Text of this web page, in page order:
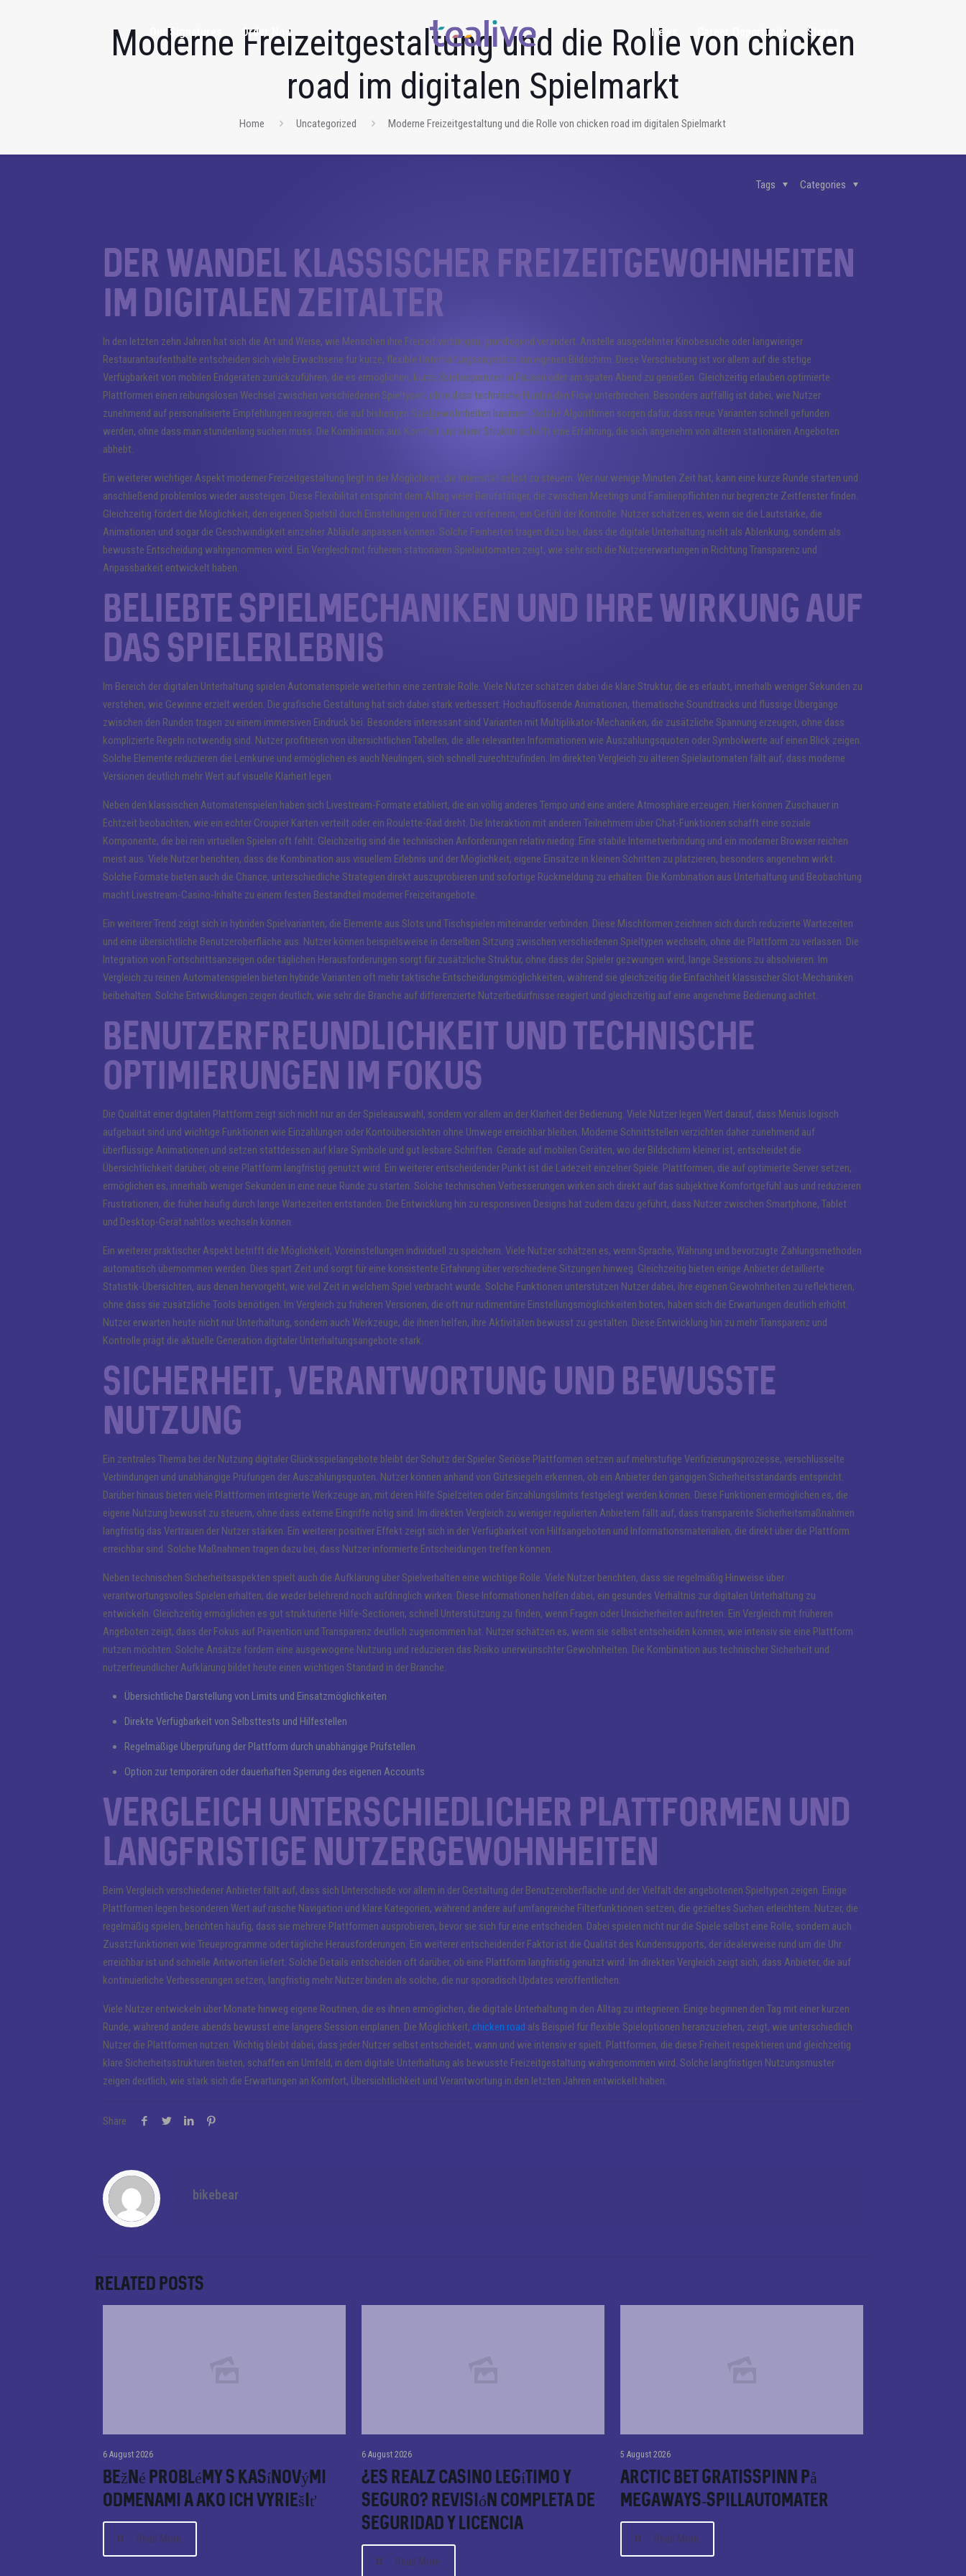
Our Signatures Order Now News Career Opportunity Stores
Moderne Freizeitgestaltung und die Rolle von chicken
road im digitalen Spielmarkt
Home Uncategorized Moderne Freizeitgestaltung und die Rolle von chicken road im digitalen Spielmarkt
Categories
Tags
Der Wandel klassischer Freizeitgewohnheiten
im digitalen Zeitalter
In den letzten zehn Jahren hat sich die Art und Weise, wie Menschen ihre Freizeit verbringen, grundlegend verändert. Anstelle ausgedehnter Kinobesuche oder langwieriger
Restaurantaufenthalte entscheiden sich viele Erwachsene für kurze, flexible Unterhaltungsangebote am eigenen Bildschirm. Diese Verschiebung ist vor allem auf die stetige
Verfügbarkeit von mobilen Endgeräten zurückzuführen, die es ermöglichen, kurze Spielsequenzen in Pausen oder am späten Abend zu genießen. Gleichzeitig erlauben optimierte
Plattformen einen reibungslosen Wechsel zwischen verschiedenen Spieltypen, ohne dass technische Hürden den Flow unterbrechen. Besonders auffällig ist dabei, wie Nutzer
zunehmend auf personalisierte Empfehlungen reagieren, die auf bisherigen Spielgewohnheiten basieren. Solche Algorithmen sorgen dafür, dass neue Varianten schnell gefunden
werden, ohne dass man stundenlang suchen muss. Die Kombination aus Komfort und klarer Struktur schafft eine Erfahrung, die sich angenehm von älteren stationären Angeboten
abhebt.
Ein weiterer wichtiger Aspekt moderner Freizeitgestaltung liegt in der Möglichkeit, die Intensität selbst zu steuern. Wer nur wenige Minuten Zeit hat, kann eine kurze Runde starten und
anschließend problemlos wieder aussteigen. Diese Flexibilität entspricht dem Alltag vieler Berufstätiger, die zwischen Meetings und Familienpflichten nur begrenzte Zeitfenster finden.
Gleichzeitig fördert die Möglichkeit, den eigenen Spielstil durch Einstellungen und Filter zu verfeinern, ein Gefühl der Kontrolle. Nutzer schätzen es, wenn sie die Lautstärke, die
Animationen und sogar die Geschwindigkeit einzelner Abläufe anpassen können. Solche Feinheiten tragen dazu bei, dass die digitale Unterhaltung nicht als Ablenkung, sondern als
bewusste Entscheidung wahrgenommen wird. Ein Vergleich mit früheren stationären Spielautomaten zeigt, wie sehr sich die Nutzererwartungen in Richtung Transparenz und
Anpassbarkeit entwickelt haben.
Beliebte Spielmechaniken und ihre Wirkung auf
das Spielerlebnis
Im Bereich der digitalen Unterhaltung spielen Automatenspiele weiterhin eine zentrale Rolle. Viele Nutzer schätzen dabei die klare Struktur, die es erlaubt, innerhalb weniger Sekunden zu
verstehen, wie Gewinne erzielt werden. Die grafische Gestaltung hat sich dabei stark verbessert: Hochauflösende Animationen, thematische Soundtracks und flüssige Übergänge
zwischen den Runden tragen zu einem immersiven Eindruck bei. Besonders interessant sind Varianten mit Multiplikator-Mechaniken, die zusätzliche Spannung erzeugen, ohne dass
komplizierte Regeln notwendig sind. Nutzer profitieren von übersichtlichen Tabellen, die alle relevanten Informationen wie Auszahlungsquoten oder Symbolwerte auf einen Blick zeigen.
Solche Elemente reduzieren die Lernkurve und ermöglichen es auch Neulingen, sich schnell zurechtzufinden. Im direkten Vergleich zu älteren Spielautomaten fällt auf, dass moderne
Versionen deutlich mehr Wert auf visuelle Klarheit legen.
Neben den klassischen Automatenspielen haben sich Livestream-Formate etabliert, die ein völlig anderes Tempo und eine andere Atmosphäre erzeugen. Hier können Zuschauer in
Echtzeit beobachten, wie ein echter Croupier Karten verteilt oder ein Roulette-Rad dreht. Die Interaktion mit anderen Teilnehmern über Chat-Funktionen schafft eine soziale
Komponente, die bei rein virtuellen Spielen oft fehlt. Gleichzeitig sind die technischen Anforderungen relativ niedrig: Eine stabile Internetverbindung und ein moderner Browser reichen
meist aus. Viele Nutzer berichten, dass die Kombination aus visuellem Erlebnis und der Möglichkeit, eigene Einsätze in kleinen Schritten zu platzieren, besonders angenehm wirkt.
Solche Formate bieten auch die Chance, unterschiedliche Strategien direkt auszuprobieren und sofortige Rückmeldung zu erhalten. Die Kombination aus Unterhaltung und Beobachtung
macht Livestream-Casino-Inhalte zu einem festen Bestandteil moderner Freizeitangebote.
Ein weiterer Trend zeigt sich in hybriden Spielvarianten, die Elemente aus Slots und Tischspielen miteinander verbinden. Diese Mischformen zeichnen sich durch reduzierte Wartezeiten
und eine übersichtliche Benutzeroberfläche aus. Nutzer können beispielsweise in derselben Sitzung zwischen verschiedenen Spieltypen wechseln, ohne die Plattform zu verlassen. Die
Integration von Fortschrittsanzeigen oder täglichen Herausforderungen sorgt für zusätzliche Struktur, ohne dass der Spieler gezwungen wird, lange Sessions zu absolvieren. Im
Vergleich zu reinen Automatenspielen bieten hybride Varianten oft mehr taktische Entscheidungsmöglichkeiten, während sie gleichzeitig die Einfachheit klassischer Slot-Mechaniken
beibehalten. Solche Entwicklungen zeigen deutlich, wie sehr die Branche auf differenzierte Nutzerbedürfnisse reagiert und gleichzeitig auf eine angenehme Bedienung achtet.
Benutzerfreundlichkeit und technische
Optimierungen im Fokus
Die Qualität einer digitalen Plattform zeigt sich nicht nur an der Spieleauswahl, sondern vor allem an der Klarheit der Bedienung. Viele Nutzer legen Wert darauf, dass Menüs logisch
aufgebaut sind und wichtige Funktionen wie Einzahlungen oder Kontoübersichten ohne Umwege erreichbar bleiben. Moderne Schnittstellen verzichten daher zunehmend auf
überflüssige Animationen und setzen stattdessen auf klare Symbole und gut lesbare Schriften. Gerade auf mobilen Geräten, wo der Bildschirm kleiner ist, entscheidet die
Übersichtlichkeit darüber, ob eine Plattform langfristig genutzt wird. Ein weiterer entscheidender Punkt ist die Ladezeit einzelner Spiele. Plattformen, die auf optimierte Server setzen,
ermöglichen es, innerhalb weniger Sekunden in eine neue Runde zu starten. Solche technischen Verbesserungen wirken sich direkt auf das subjektive Komfortgefühl aus und reduzieren
Frustrationen, die früher häufig durch lange Wartezeiten entstanden. Die Entwicklung hin zu responsiven Designs hat zudem dazu geführt, dass Nutzer zwischen Smartphone, Tablet
und Desktop-Gerät nahtlos wechseln können.
Ein weiterer praktischer Aspekt betrifft die Möglichkeit, Voreinstellungen individuell zu speichern. Viele Nutzer schätzen es, wenn Sprache, Währung und bevorzugte Zahlungsmethoden
automatisch übernommen werden. Dies spart Zeit und sorgt für eine konsistente Erfahrung über verschiedene Sitzungen hinweg. Gleichzeitig bieten einige Anbieter detaillierte
Statistik-Übersichten, aus denen hervorgeht, wie viel Zeit in welchem Spiel verbracht wurde. Solche Funktionen unterstützen Nutzer dabei, ihre eigenen Gewohnheiten zu reflektieren,
ohne dass sie zusätzliche Tools benötigen. Im Vergleich zu früheren Versionen, die oft nur rudimentäre Einstellungsmöglichkeiten boten, haben sich die Erwartungen deutlich erhöht.
Nutzer erwarten heute nicht nur Unterhaltung, sondern auch Werkzeuge, die ihnen helfen, ihre Aktivitäten bewusst zu gestalten. Diese Entwicklung hin zu mehr Transparenz und
Kontrolle prägt die aktuelle Generation digitaler Unterhaltungsangebote stark.
Sicherheit, Verantwortung und bewusste
Nutzung
Ein zentrales Thema bei der Nutzung digitaler Glücksspielangebote bleibt der Schutz der Spieler. Seriöse Plattformen setzen auf mehrstufige Verifizierungsprozesse, verschlüsselte
Verbindungen und unabhängige Prüfungen der Auszahlungsquoten. Nutzer können anhand von Gütesiegeln erkennen, ob ein Anbieter den gängigen Sicherheitsstandards entspricht.
Darüber hinaus bieten viele Plattformen integrierte Werkzeuge an, mit deren Hilfe Spielzeiten oder Einzahlungslimits festgelegt werden können. Diese Funktionen ermöglichen es, die
eigene Nutzung bewusst zu steuern, ohne dass externe Eingriffe nötig sind. Im direkten Vergleich zu weniger regulierten Anbietern fällt auf, dass transparente Sicherheitsmaßnahmen
langfristig das Vertrauen der Nutzer stärken. Ein weiterer positiver Effekt zeigt sich in der Verfügbarkeit von Hilfsangeboten und Informationsmaterialien, die direkt über die Plattform
erreichbar sind. Solche Maßnahmen tragen dazu bei, dass Nutzer informierte Entscheidungen treffen können.
Neben technischen Sicherheitsaspekten spielt auch die Aufklärung über Spielverhalten eine wichtige Rolle. Viele Nutzer berichten, dass sie regelmäßig Hinweise über
verantwortungsvolles Spielen erhalten, die weder belehrend noch aufdringlich wirken. Diese Informationen helfen dabei, ein gesundes Verhältnis zur digitalen Unterhaltung zu
entwickeln. Gleichzeitig ermöglichen es gut strukturierte Hilfe-Sectionen, schnell Unterstützung zu finden, wenn Fragen oder Unsicherheiten auftreten. Ein Vergleich mit früheren
Angeboten zeigt, dass der Fokus auf Prävention und Transparenz deutlich zugenommen hat. Nutzer schätzen es, wenn sie selbst entscheiden können, wie intensiv sie eine Plattform
nutzen möchten. Solche Ansätze fördern eine ausgewogene Nutzung und reduzieren das Risiko unerwünschter Gewohnheiten. Die Kombination aus technischer Sicherheit und
nutzerfreundlicher Aufklärung bildet heute einen wichtigen Standard in der Branche.
Übersichtliche Darstellung von Limits und Einsatzmöglichkeiten
Direkte Verfügbarkeit von Selbsttests und Hilfestellen
Regelmäßige Überprüfung der Plattform durch unabhängige Prüfstellen
Option zur temporären oder dauerhaften Sperrung des eigenen Accounts
Vergleich unterschiedlicher Plattformen und
langfristige Nutzergewohnheiten
Beim Vergleich verschiedener Anbieter fällt auf, dass sich Unterschiede vor allem in der Gestaltung der Benutzeroberfläche und der Vielfalt der angebotenen Spieltypen zeigen. Einige
Plattformen legen besonderen Wert auf rasche Navigation und klare Kategorien, während andere auf umfangreiche Filterfunktionen setzen, die gezieltes Suchen erleichtern. Nutzer, die
regelmäßig spielen, berichten häufig, dass sie mehrere Plattformen ausprobieren, bevor sie sich für eine entscheiden. Dabei spielen nicht nur die Spiele selbst eine Rolle, sondern auch
Zusatzfunktionen wie Treueprogramme oder tägliche Herausforderungen. Ein weiterer entscheidender Faktor ist die Qualität des Kundensupports, der idealerweise rund um die Uhr
erreichbar ist und schnelle Antworten liefert. Solche Details entscheiden oft darüber, ob eine Plattform langfristig genutzt wird. Im direkten Vergleich zeigt sich, dass Anbieter, die auf
kontinuierliche Verbesserungen setzen, langfristig mehr Nutzer binden als solche, die nur sporadisch Updates veröffentlichen.
Viele Nutzer entwickeln über Monate hinweg eigene Routinen, die es ihnen ermöglichen, die digitale Unterhaltung in den Alltag zu integrieren. Einige beginnen den Tag mit einer kurzen
Runde, während andere abends bewusst eine längere Session einplanen. Die Möglichkeit, chicken road als Beispiel für flexible Spieloptionen heranzuziehen, zeigt, wie unterschiedlich
Nutzer die Plattformen nutzen. Wichtig bleibt dabei, dass jeder Nutzer selbst entscheidet, wann und wie intensiv er spielt. Plattformen, die diese Freiheit respektieren und gleichzeitig
klare Sicherheitsstrukturen bieten, schaffen ein Umfeld, in dem digitale Unterhaltung als bewusste Freizeitgestaltung wahrgenommen wird. Solche langfristigen Nutzungsmuster
zeigen deutlich, wie stark sich die Erwartungen an Komfort, Übersichtlichkeit und Verantwortung in den letzten Jahren entwickelt haben.
Share
bikebear
Related posts
6 August 2026
Bežné problémy s kasínovými
odmenami a ako ich vyriešiť
Read More
6 August 2026
¿Es Realz Casino Legítimo y
Seguro? Revisión Completa de
Seguridad y Licencia
Read More
5 August 2026
Arctic bet Gratisspinn på
Megaways-spillautomater
Read More